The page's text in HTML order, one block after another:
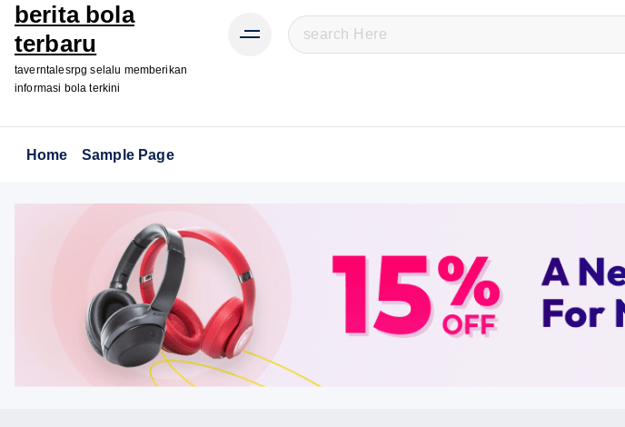
berita bola
terbaru
taverntalesrpg selalu memberikan
informasi bola terkini
S
e
c
Home Sample Page